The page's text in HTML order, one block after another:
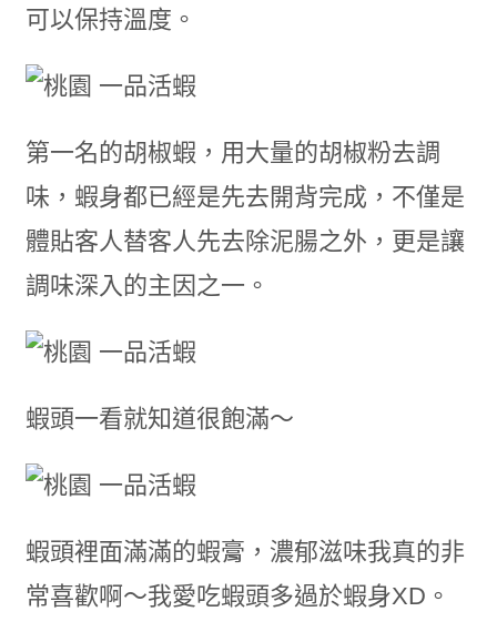
可以保持溫度。
第一名的胡椒蝦，用大量的胡椒粉去調
味，蝦身都已經是先去開背完成，不僅是
體貼客人替客人先去除泥腸之外，更是讓
調味深入的主因之一。
蝦頭一看就知道很飽滿～
蝦頭裡面滿滿的蝦膏，濃郁滋味我真的非
常喜歡啊～我愛吃蝦頭多過於蝦身XD。